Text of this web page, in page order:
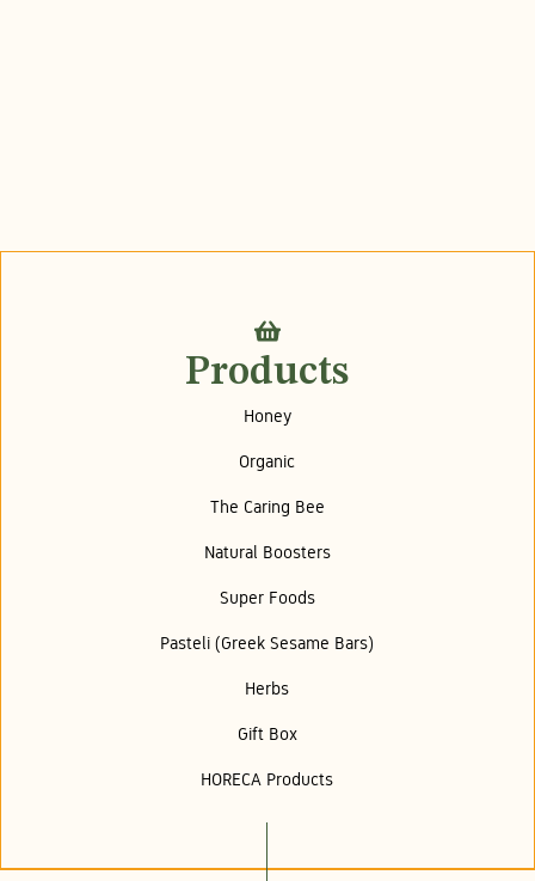
Products
Honey
Organic
The Caring Bee
Natural Boosters
Super Foods
Pasteli (Greek Sesame Bars)
Herbs
Gift Box
HORECA Products